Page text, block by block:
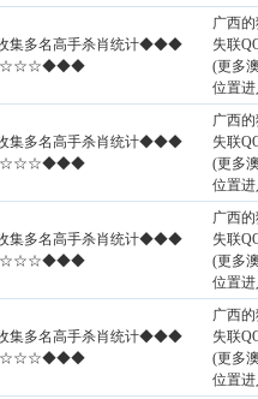
多名高手杀肖统计◆◆◆
广西
失联
(更多
位置
多名高手杀肖统计◆◆◆
广西
失联
(更多
位置
多名高手杀肖统计◆◆◆
广西
失联
(更多
位置
多名高手杀肖统计◆◆◆
广西
失联
(更多
位置